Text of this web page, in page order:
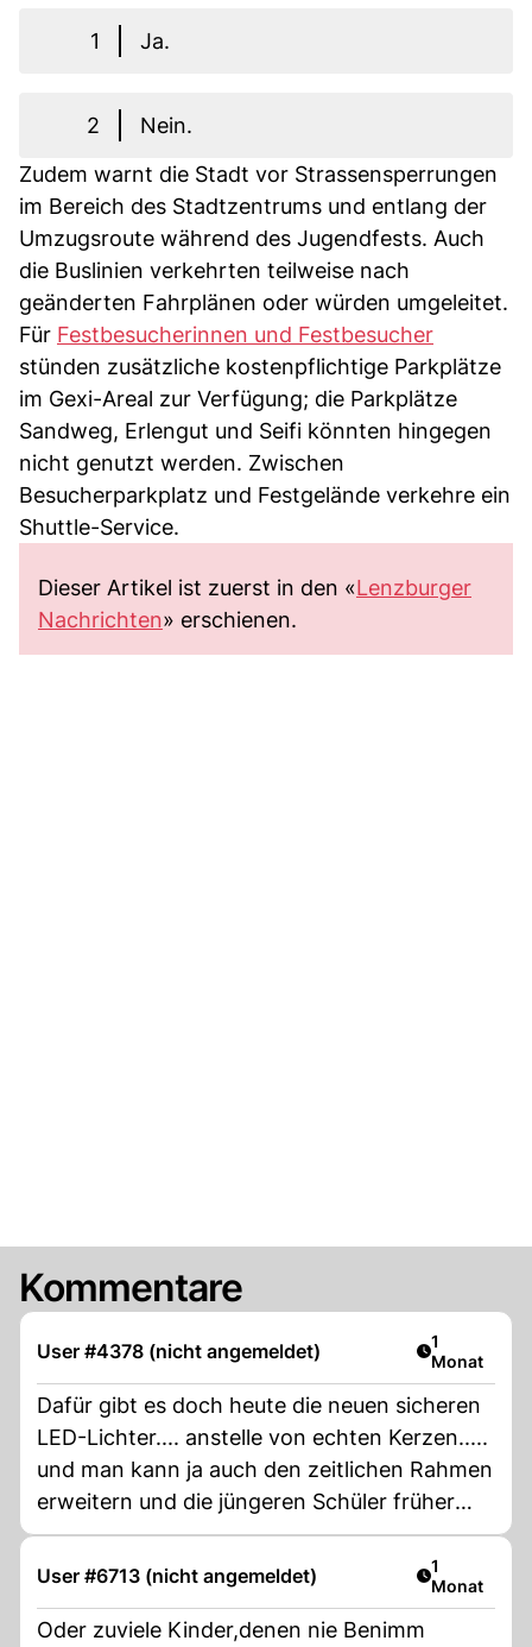
1 Ja.
2
Nein.
Zudem warnt die Stadt vor Strassensperrungen
im Bereich des Stadtzentrums und entlang der
Umzugsroute während des Jugendfests. Auch
die Buslinien verkehrten teilweise nach
geänderten Fahrplänen oder würden umgeleitet.
Für Festbesucherinnen und Festbesucher
stünden zusätzliche kostenpflichtige Parkplätze
im Gexi-Areal zur Verfügung; die Parkplätze
Sandweg, Erlengut und Seifi könnten hingegen
nicht genutzt werden. Zwischen
Besucherparkplatz und Festgelände verkehre ein
Shuttle-Service.
Dieser Artikel ist zuerst in den «Lenzburger
Nachrichten» erschienen.
Kommentare
User #4378 (nicht angemeldet) Artikel
1
Monat
Dafür gibt es doch heute die neuen sicheren
LED-Lichter.... anstelle von echten Kerzen.....
und man kann ja auch den zeitlichen Rahmen
erweitern und die jüngeren Schüler früher
starten lassen.... dann könnten alle sicher
teilnehmen....
User #6713 (nicht angemeldet) Artikel
1
Monat
Oder zuviele Kinder,denen nie Benimm